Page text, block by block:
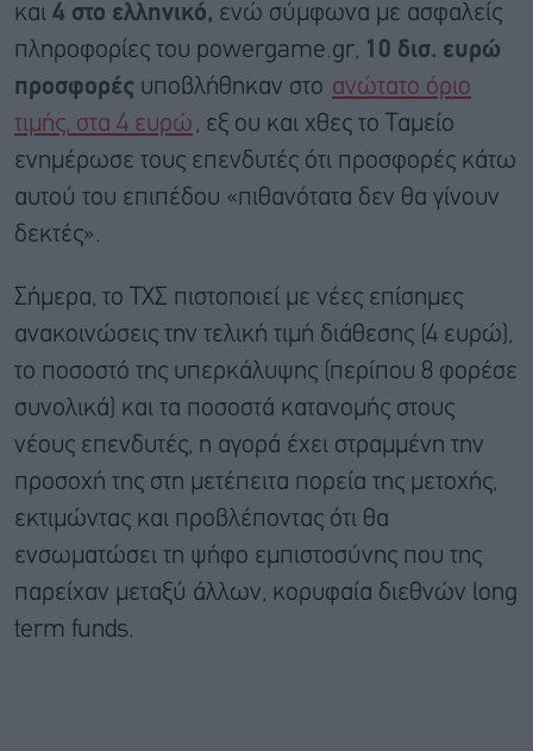
και 4 στο ελληνικό, ενώ σύμφωνα με ασφαλείς
πληροφορίες του powergame.gr, 10 δισ. ευρώ
προσφορές υποβλήθηκαν στο ανώτατο όριο
τιμής, στα 4 ευρώ , εξ ου και χθες το Ταμείο
ενημέρωσε τους επενδυτές ότι προσφορές κάτω
αυτού του επιπέδου «πιθανότατα δεν θα γίνουν
δεκτές».
Σήμερα, το ΤΧΣ πιστοποιεί με νέες επίσημες
ανακοινώσεις την τελική τιμή διάθεσης (4 ευρώ),
το ποσοστό της υπερκάλυψης (περίπου 8 φορέσε
συνολικά) και τα ποσοστά κατανομής στους
νέους επενδυτές, η αγορά έχει στραμμένη την
προσοχή της στη μετέπειτα πορεία της μετοχής,
εκτιμώντας και προβλέποντας ότι θα
ενσωματώσει τη ψήφο εμπιστοσύνης που της
παρείχαν μεταξύ άλλων, κορυφαία διεθνών long
term funds.